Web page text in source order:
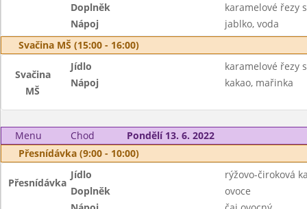
Doplněk
karamelové řezy
Nápoj
jablko, voda
Svačina MŠ (15:00 - 16:00)
Svačina
MŠ
Jídlo
karamelové řezy
Nápoj
kakao, mařinka
Menu Chod
Pondělí 13. 6. 2022
Přesnídávka (9:00 - 10:00)
Přesnídávka
Jídlo
rýžovo-čiroková
Doplněk
ovoce